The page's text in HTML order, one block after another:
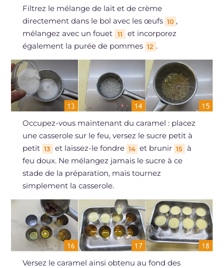
Filtrez le mélange de lait et de crème
directement dans le bol avec les œufs 10 ,
mélangez avec un fouet
11
et incorporez
également la purée de pommes 12 .
Occupez-vous maintenant du caramel : placez
une casserole sur le feu, versez le sucre petit à
petit 13 et laissez-le fondre 14 et brunir 15 à
feu doux. Ne mélangez jamais le sucre à ce
stade de la préparation, mais tournez
simplement la casserole.
Versez le caramel ainsi obtenu au fond des